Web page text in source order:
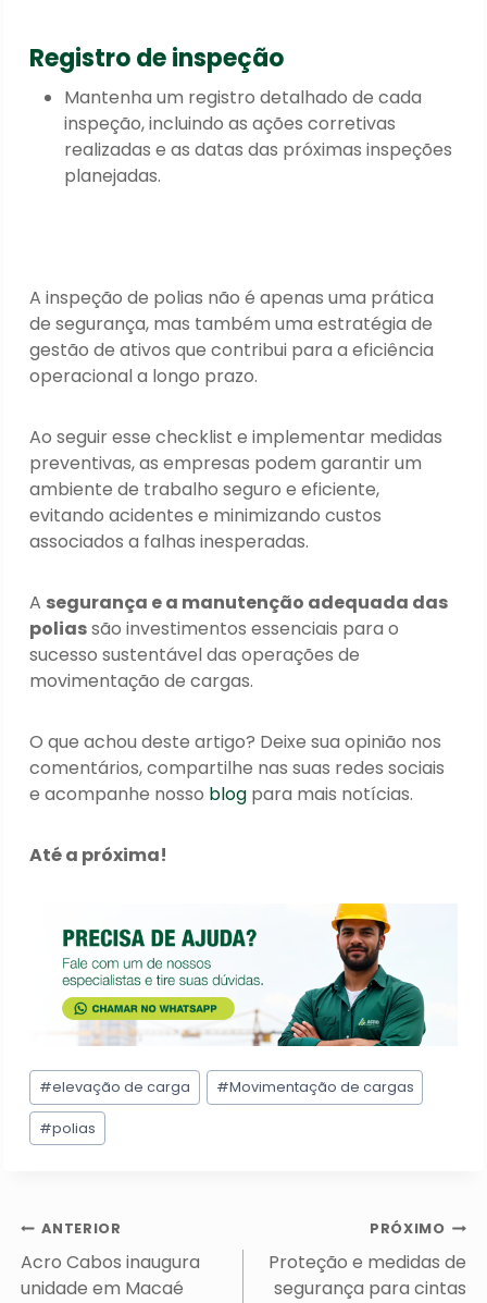
Registro de inspeção
Mantenha um registro detalhado de cada
inspeção, incluindo as ações corretivas
realizadas e as datas das próximas inspeções
planejadas.
A inspeção de polias não é apenas uma prática
de segurança, mas também uma estratégia de
gestão de ativos que contribui para a eficiência
operacional a longo prazo.
Ao seguir esse checklist e implementar medidas
preventivas, as empresas podem garantir um
ambiente de trabalho seguro e eficiente,
evitando acidentes e minimizando custos
associados a falhas inesperadas.
A segurança e a manutenção adequada das
poliassão investimentos essenciais para o
sucesso sustentável das operações de
movimentação de cargas.
O que achou deste artigo? Deixe sua opinião nos
comentários, compartilhe nas suas redes sociais
e acompanhe nosso blog para mais notícias.
Até a próxima!
Tags
do
Post:
#elevação de carga #Movimentação de cargas
#polias
Navegação
de
Post
ANTERIOR
Acro Cabos inaugura
unidade em Macaé
PRÓXIMO
Proteção e medidas de
segurança para cintas